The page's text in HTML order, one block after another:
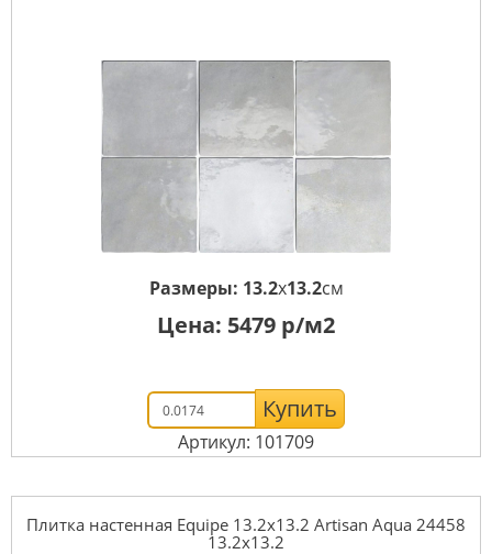
Размеры: 13.2x13.2см
Цена: 5479 р/м2
Купить
Артикул: 101709
Плитка настенная Equipe 13.2x13.2 Artisan Aqua 24458
13.2x13.2